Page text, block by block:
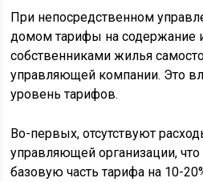
При непосредственном
домом тарифы на содержание
собственниками жилья
управляющей компании. Это
уровень тарифов.
Во-первых, отсутствуют
управляющей организации,
базовую часть тарифа на 10-